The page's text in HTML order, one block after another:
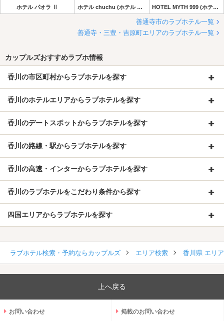
ホテル パオラ Ⅱ ホテル chuchu (ホテル チュチュ) HOTEL MYTH 999 (ホテル マイス スリーナイン）
善通寺市のラブホテル一覧
善通寺・三豊・吉原町エリアのラブホテル一覧
カップルズおすすめラブホ情報
香川の市区町村からラブホテルを探す
香川のホテルエリアからラブホテルを探す
香川のデートスポットからラブホテルを探す
香川の路線・駅からラブホテルを探す
香川の高速・インターからラブホテルを探す
香川のラブホテルをこだわり条件から探す
四国エリアからラブホテルを探す
ラブホテル検索・予約ならカップルズ エリア検索 香川県 エリ
上へ戻る
お問い合わせ 掲載のお問い合わせ